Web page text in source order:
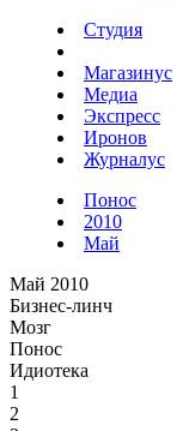
Студия
Магазинус
Медиа
Экспресс
Иронов
Журналус
Понос
2010
Май
Май 2010
Бизнес-линч
Мозг
Понос
Идиотека
1
2